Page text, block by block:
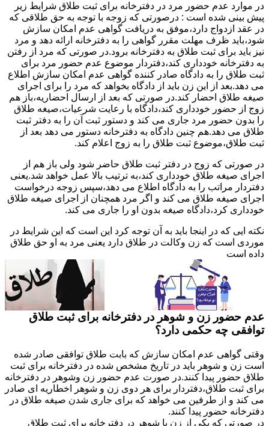
در موارد عدم حضور مرد در دفترخانه برای ثبت طلاق شرایط زیر
پیش بینی شده است : درصورتی که زوجه با توجه به حق طلاقی که
در عقد ازدواج دارد،موفق به دریافت گواهی عدم امکان سازش
شود،باید ظرف مهلت مقرر گواهی را به دفترخانه ارائه دهد و مرد
نیز باید برای ثبت طلاق به دفترخانه برود.در صورتی که مرد از رفتن
به دفترخانه خودداری کند،دفتردار موضوع عدم حضور مرد برای
ثبت طلاق را به دادگاه صادر کننده گواهی عدم امکان سازش اطلاع
می دهد.بعد از این زن باید از دادگاه بخواهد که مرد را برای اجرای
صیغه طلاق احضار کند.در صورتی که بعد از ارسال احضاریه،باز هم
زوج از حضور خودداری کند،دادگاه با رعایت شرعیات،صیغه طلاق
را بدون حضور مرد جاری می کند و دستور ثبت آن را به دفتر ثبت
طلاق می دهد.هم چنین دادگاه به دفترخانه دستور می دهد بعد از
ثبت طلاق،موضوع ثبت طلاق را به زوج اعلام کند.
در صورتی که زوج در دفتر ثبت طلاق حاضر شود ولی باز هم از
اجرای صیغه طلاق خودداری کند،به ترتیب بالا عمل خواهد شد.یعنی
دفتردار مراتب را به دادگاه اطلاع می دهد،سپس زوجه درخواست
اجرای صیغه طلاق می کند و اگر مرد همچنان از اجرای صیغه طلاق
خودداری کرد،دادگاه صیغه بدون او را جاری می کند.
نکته ایی که در اینجا باید به آن توجه کرد این است که این شرایط در
موردی است که زن وکالت در طلاق دارد یعنی مرد به او حق طلاق
داده است
عدم حضور زن و شوهر در دفترخانه برای ثبت طلاق
توافقی چه حکمی دارد؟
وقتی گواهی عدم امکان سازش که بابت طلاق توافقی صادر شده
است زن و شوهر باید در تاریخ مشخص شده در دفترخانه برای ثبت
طلاق حضور پیدا کنند.در صورت عدم حضور زن وشوهر در دفترخانه
برای ثبت طلاق،دفتردار برای هر دوی زن و شوهر اخطاریه ای صادر
می کند و از طرفین می خواهد که برای جاری شدن صیغه طلاق در
دفترخانه حضور پیدا کنند.
در صورتی که یکی از زن یا شوهر در دفترخانه برای ثبت طلاق